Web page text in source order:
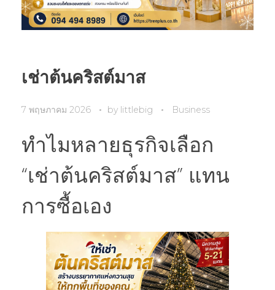
เช่าต้นคริสต์มาส
7 พฤษภาคม 2026 by littlebig Business
ทำไมหลายธุรกิจเลือก
“เช่าต้นคริสต์มาส” แทน
การซื้อเอง